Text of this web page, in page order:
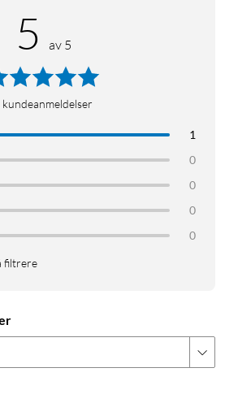
5 av 5
kundeanmeldelser
1
0
0
0
0
filtrere